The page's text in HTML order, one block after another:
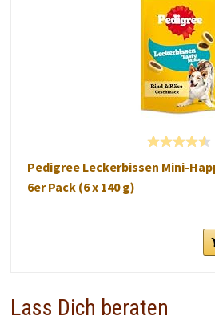
Pedigree Leckerbissen Mini-
6er Pack (6 x 140 g)
Lass Dich beraten